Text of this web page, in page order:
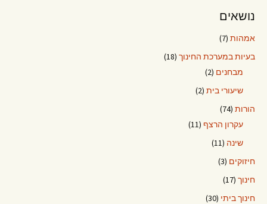
נושאים
אמהות (7)
בעיות במערכת החינוך (18)
מבחנים (2)
שיעורי בית (2)
הורות (74)
עקרון הרצף (11)
שינה (11)
חיזוקים (3)
חינוך (17)
חינוך ביתי (30)